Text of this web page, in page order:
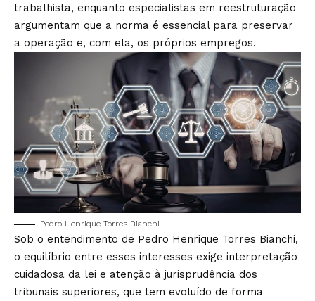
trabalhista, enquanto especialistas em reestruturação
argumentam que a norma é essencial para preservar
a operação e, com ela, os próprios empregos.
Pedro Henrique Torres Bianchi
Sob o entendimento de Pedro Henrique Torres Bianchi,
o equilíbrio entre esses interesses exige interpretação
cuidadosa da lei e atenção à jurisprudência dos
tribunais superiores, que tem evoluído de forma